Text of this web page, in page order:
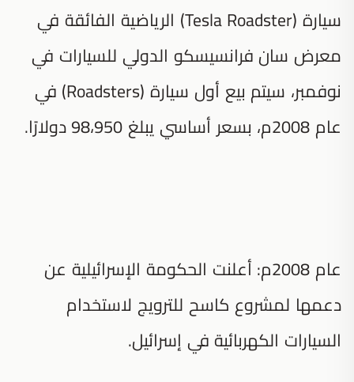
سيارة (Tesla Roadster) الرياضية الفائقة في
معرض سان فرانسيسكو الدولي للسيارات في
نوفمبر، سيتم بيع أول سيارة (Roadsters) في
عام 2008م، بسعر أساسي يبلغ 98،950 دولارًا.
عام 2008م: أعلنت الحكومة الإسرائيلية عن
دعمها لمشروع كاسح للترويج لاستخدام
السيارات الكهربائية في إسرائيل.